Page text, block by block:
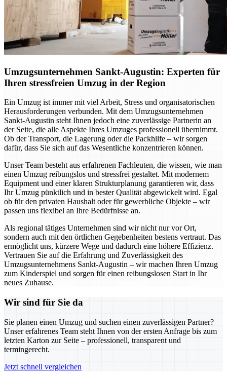
Umzugsunternehmen Sankt-Augustin: Experten für
Ihren stressfreien Umzug in der Region
Ein Umzug ist immer mit viel Arbeit, Stress und organisatorischen
Herausforderungen verbunden. Mit dem Umzugsunternehmen
Sankt-Augustin steht Ihnen jedoch eine zuverlässige Partnerin an
der Seite, die alle Aspekte Ihres Umzuges professionell übernimmt.
Ob der Transport, die Lagerung oder die Packhilfe – wir sorgen
dafür, dass Sie sich auf das Wesentliche konzentrieren können.
Unser Team besteht aus erfahrenen Fachleuten, die wissen, wie man
einen Umzug reibungslos und stressfrei gestaltet. Mit modernem
Equipment und einer klaren Strukturplanung garantieren wir, dass
Ihr Umzug pünktlich und in bester Qualität abgewickelt wird. Egal
ob für den privaten Haushalt oder für gewerbliche Objekte – wir
passen uns flexibel an Ihre Bedürfnisse an.
Als regional tätiges Unternehmen sind wir nicht nur vor Ort,
sondern auch mit den örtlichen Gegebenheiten bestens vertraut. Das
ermöglicht uns, kürzere Wege und dadurch eine höhere Effizienz.
Vertrauen Sie auf die Erfahrung und Zuverlässigkeit des
Umzugsunternehmens Sankt-Augustin – wir machen Ihren Umzug
zum Kinderspiel und sorgen für einen reibungslosen Start in Ihr
neues Zuhause.
Wir sind für Sie da
Sie planen einen Umzug und suchen einen zuverlässigen Partner?
Unser erfahrenes Team steht Ihnen von der ersten Anfrage bis zum
letzten Karton zur Seite – professionell, transparent und
termingerecht.
Jetzt schnell vergleichen